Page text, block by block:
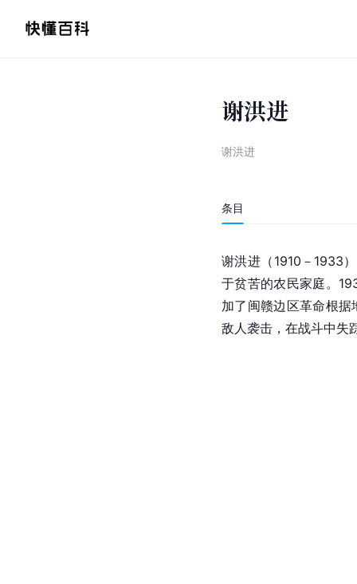
谢洪进
谢洪进
条目
谢洪进（1910－1933
于贫苦的农民家庭。
加了闽赣边区革命根
敌人袭击，在战斗中失